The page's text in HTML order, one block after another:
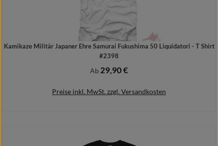
Kamikaze Militär Japaner Ehre Samurai Fukushima 50 Liquidatori - T Shirt
#2398
Regulärer Preis:
Ab29,90 €
Preise inkl. MwSt. zzgl. Versandkosten
Details